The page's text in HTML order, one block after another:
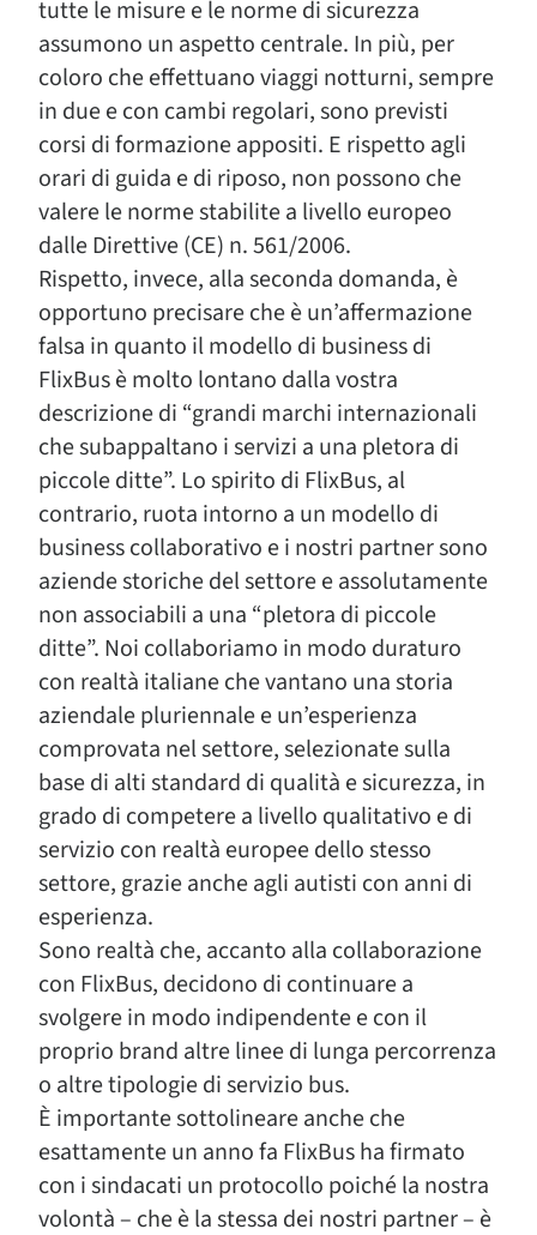
tutte le misure e le norme di sicurezza
assumono un aspetto centrale. In più, per
coloro che effettuano viaggi notturni, sempre
in due e con cambi regolari, sono previsti
corsi di formazione appositi. E rispetto agli
orari di guida e di riposo, non possono che
valere le norme stabilite a livello europeo
dalle Direttive (CE) n. 561/2006.
Rispetto, invece, alla seconda domanda, è
opportuno precisare che è un’affermazione
falsa in quanto il modello di business di
FlixBus è molto lontano dalla vostra
descrizione di “grandi marchi internazionali
che subappaltano i servizi a una pletora di
piccole ditte”. Lo spirito di FlixBus, al
contrario, ruota intorno a un modello di
business collaborativo e i nostri partner sono
aziende storiche del settore e assolutamente
non associabili a una “pletora di piccole
ditte”. Noi collaboriamo in modo duraturo
con realtà italiane che vantano una storia
aziendale pluriennale e un’esperienza
comprovata nel settore, selezionate sulla
base di alti standard di qualità e sicurezza, in
grado di competere a livello qualitativo e di
servizio con realtà europee dello stesso
settore, grazie anche agli autisti con anni di
esperienza.
Sono realtà che, accanto alla collaborazione
con FlixBus, decidono di continuare a
svolgere in modo indipendente e con il
proprio brand altre linee di lunga percorrenza
o altre tipologie di servizio bus.
È importante sottolineare anche che
esattamente un anno fa FlixBus ha firmato
con i sindacati un protocollo poiché la nostra
volontà – che è la stessa dei nostri partner – è